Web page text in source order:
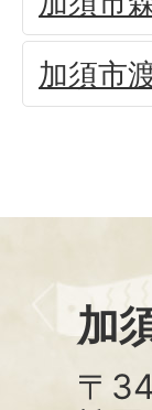
加須市
加
〒